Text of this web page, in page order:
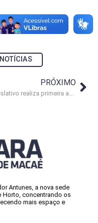
PRÓXIMO
Antunes, a nova sede
Horto, concentrando os
mais espaço e